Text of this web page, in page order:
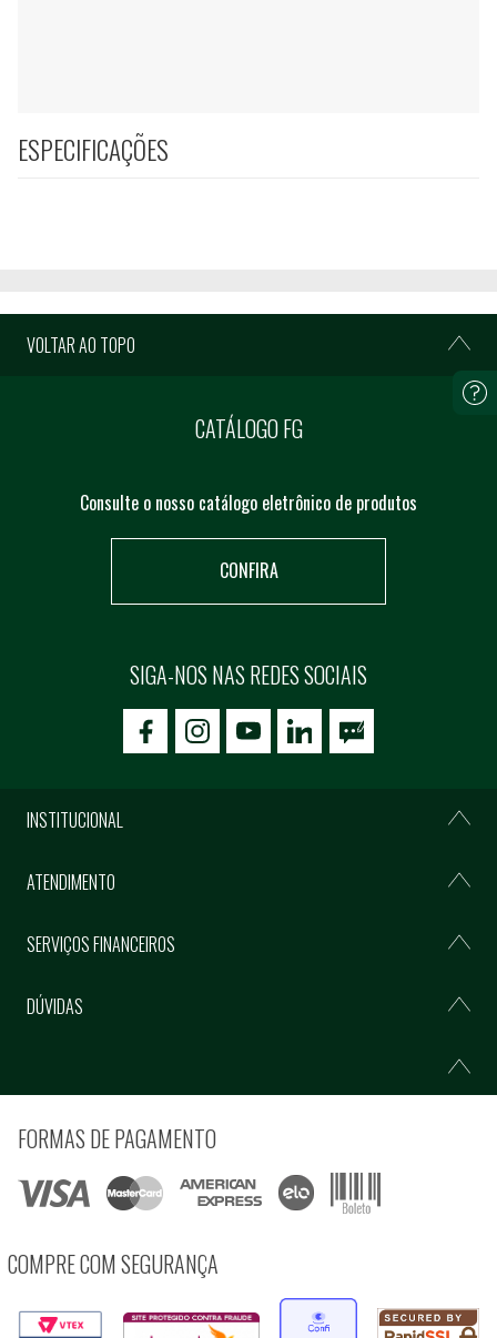
ESPECIFICAÇÕES
VOLTAR AO TOPO
CATÁLOGO FG
Consulte o nosso catálogo eletrônico de produtos
CONFIRA
SIGA-NOS NAS REDES SOCIAIS
icon-facebookicon-social02icon-social03
INSTITUCIONAL
ATENDIMENTO
SERVIÇOS FINANCEIROS
DÚVIDAS
FORMAS DE PAGAMENTO
COMPRE COM SEGURANÇA